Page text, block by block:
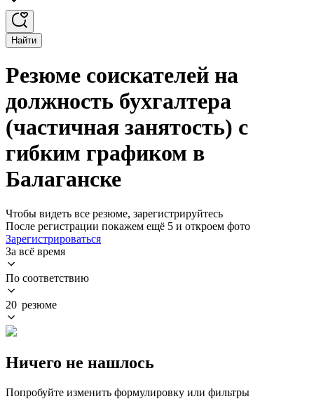
Найти
Резюме соискателей на
должность бухгалтера
(частичная занятость) с
гибким графиком в
Балаганске
Чтобы видеть все резюме, зарегистрируйтесь
После регистрации покажем ещё 5 и откроем фото
Зарегистрироваться
За всё время
По соответствию
20 резюме
Ничего не нашлось
Попробуйте изменить формулировку или фильтры